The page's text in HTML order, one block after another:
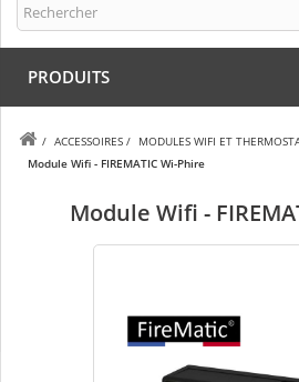
PRODUITS
/ ACCESSOIRES / MODULES WIFI ET
Module Wifi - FIREMATIC Wi-Phire
Module Wifi -